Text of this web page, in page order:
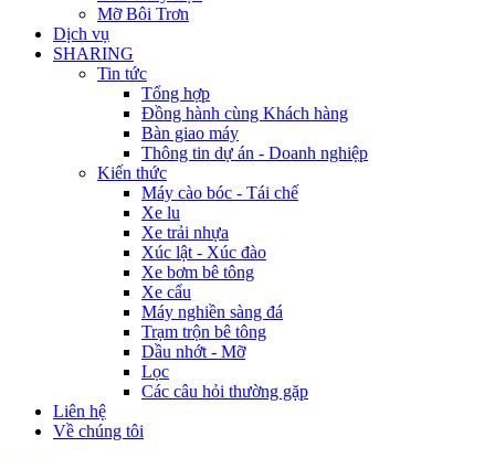
Mỡ Bôi Trơn
Dịch vụ
SHARING
Tin tức
Tổng hợp
Đồng hành cùng Khách hàng
Bàn giao máy
Thông tin dự án - Doanh nghiệp
Kiến thức
Máy cào bóc - Tái chế
Xe lu
Xe trải nhựa
Xúc lật - Xúc đào
Xe bơm bê tông
Xe cẩu
Máy nghiền sàng đá
Trạm trộn bê tông
Dầu nhớt - Mỡ
Lọc
Các câu hỏi thường gặp
Liên hệ
Về chúng tôi